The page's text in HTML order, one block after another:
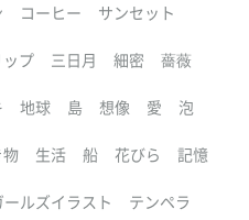
コーヒー サンセット
プ 三日月 細密 薔薇
地球 島 想像 愛 泡
生活 船 花びら 記憶
ールズイラスト テンペラ